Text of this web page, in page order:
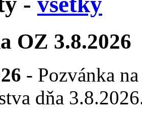
OZ 3.8.2026
- Pozvánka
dňa